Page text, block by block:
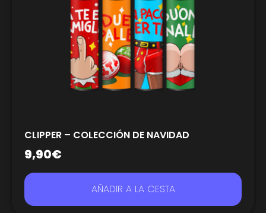
CLIPPER – COLECCIÓN DE NAVIDAD
9,90€
AÑADIR A LA CESTA